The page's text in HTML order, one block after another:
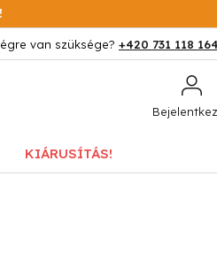
+420 731 118
KIÁRUSÍTÁS!